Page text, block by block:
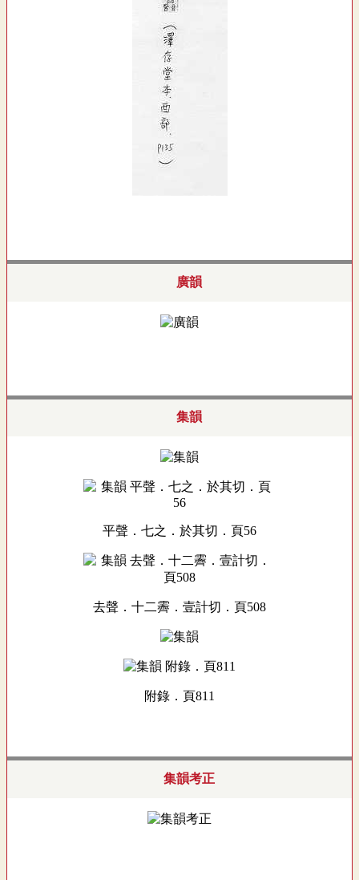
廣韻
集韻
平聲．七之．於其切．頁56
去聲．十二霽．壹計切．頁508
附錄．頁811
集韻考正